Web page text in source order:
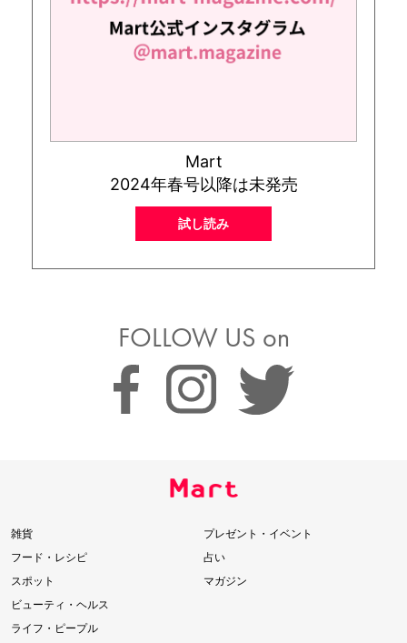
Mart
2024年春号以降は未発売
試し読み
FOLLOW US on
雑貨
フード・レシピ
スポット
ビューティ・ヘルス
ライフ・ピープル
プレゼント・イベント
占い
マガジン